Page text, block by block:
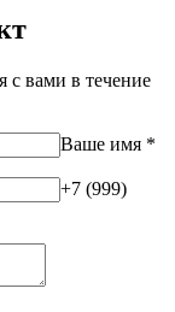
с вами в течение
Ваше имя *
+7 (999)